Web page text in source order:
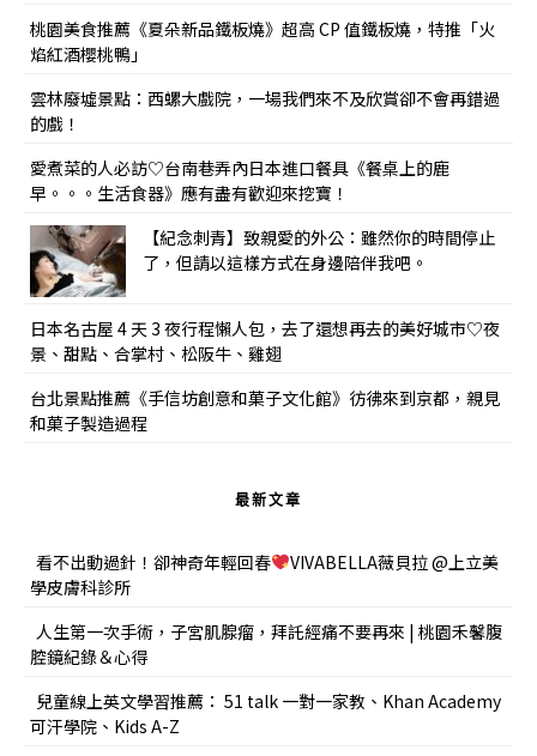
桃園美食推薦《夏朵新品鐵板燒》超高 CP 值鐵板燒，特推「火
焰紅酒櫻桃鴨」
雲林廢墟景點：西螺大戲院，一場我們來不及欣賞卻不會再錯過
的戲！
愛煮菜的人必訪♡台南巷弄內日本進口餐具《餐桌上的鹿
早。。。生活食器》應有盡有歡迎來挖寶！
【紀念刺青】致親愛的外公：雖然你的時間停止
了，但請以這樣方式在身邊陪伴我吧。
日本名古屋 4 天 3 夜行程懶人包，去了還想再去的美好城市♡夜
景、甜點、合掌村、松阪牛、雞翅
台北景點推薦《手信坊創意和菓子文化館》彷彿來到京都，親見
和菓子製造過程
最新文章
看不出動過針！卻神奇年輕回春
VIVABELLA薇貝拉 @上立美
學皮膚科診所
人生第一次手術，子宮肌腺瘤，拜託經痛不要再來 | 桃園禾馨腹
腔鏡紀錄＆心得
兒童線上英文學習推薦： 51 talk 一對一家教、Khan Academy
可汗學院、Kids A-Z